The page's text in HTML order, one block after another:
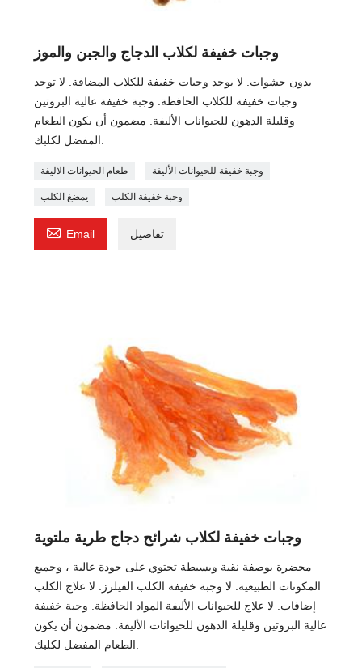
وجبات خفيفة لكلاب الدجاج والجبن والموز
بدون حشوات. لا يوجد وجبات خفيفة للكلاب المضافة. لا توجد
وجبات خفيفة للكلاب الحافظة. وجبة خفيفة عالية البروتين
وقليلة الدهون للحيوانات الأليفة. مضمون أن يكون الطعام
طعام الحيوانات الاليفة وجبة خفيفة للحيوانات الأليفة
يمضغ الكلب وجبة خفيفة الكلب
 Email تفاصيل
وجبات خفيفة لكلاب شرائح دجاج طرية ملتوية
محضرة بوصفة نقية وبسيطة تحتوي على جودة عالية ، وجميع
المكونات الطبيعية. لا وجبة خفيفة الكلب الفيلرز. لا علاج الكلب
إضافات. لا علاج للحيوانات الأليفة المواد الحافظة. وجبة خفيفة
عالية البروتين وقليلة الدهون للحيوانات الأليفة. مضمون أن يكون